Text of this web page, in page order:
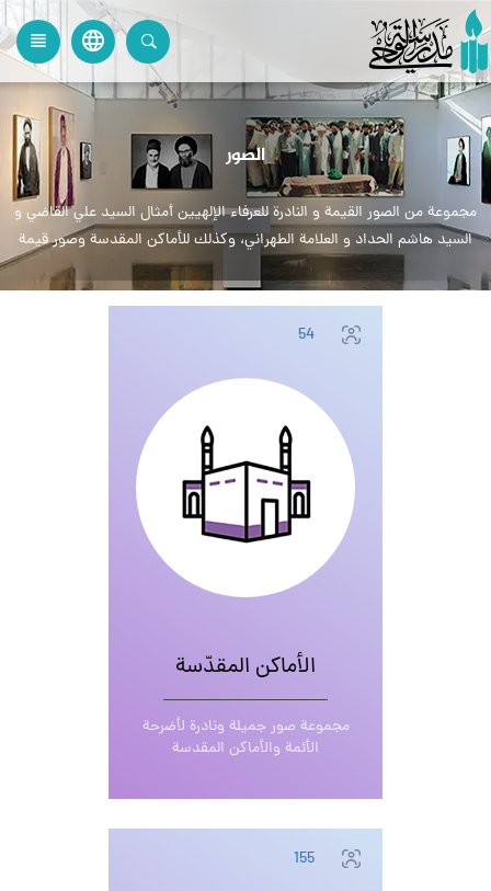
language
view_headline
الصور
مجموعة من الصور القيمة و النادرة للعرفاء الإلهيين أمثال السيد علي القاضي و
السيد هاشم الحداد و العلامة الطهراني، وكذلك للأماكن المقدسة وصور قيمة
54
الأماكن المقدّسة
مجموعة صور جميلة ونادرة لأضرحة
الأئمة والأماكن المقدسة
155